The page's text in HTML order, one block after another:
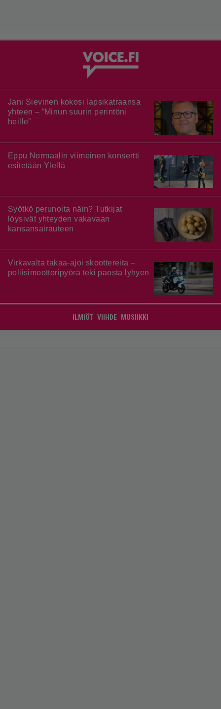
Jani Sievinen kokosi lapsikatraansa
yhteen – ”Minun suurin perintöni
heille”
Eppu Normaalin viimeinen konsertti
esitetään Ylellä
Syötkö perunoita näin? Tutkijat
löysivät yhteyden vakavaan
kansansairauteen
Virkavalta takaa-ajoi skoottereita –
poliisimoottoripyörä teki paosta lyhyen
ILMIÖT VIIHDE MUSIIKKI